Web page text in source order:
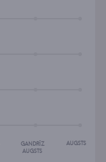
GANDRĪZ
AUGSTS
AUGSTS